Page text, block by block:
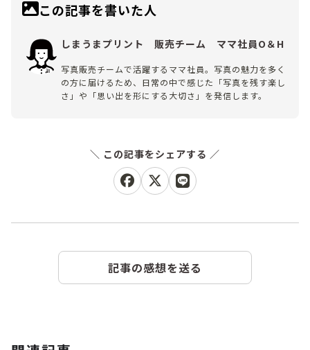
この記事を書いた人
しまうまプリント 販売チーム ママ社員O＆H
写真販売チームで活躍するママ社員。写真の魅力を多く
の方に届けるため、日常の中で感じた「写真を残す楽し
さ」や「思い出を形にする大切さ」を発信します。
この記事をシェアする
記事の感想を送る